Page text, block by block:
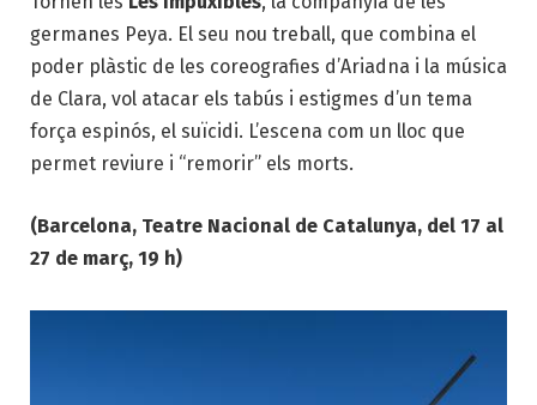
germanes Peya. El seu nou treball, que combina el
poder plàstic de les coreografies d’Ariadna i la música
de Clara, vol atacar els tabús i estigmes d’un tema
força espinós, el suïcidi. L’escena com un lloc que
permet reviure i “remorir” els morts.
(Barcelona, Teatre Nacional de Catalunya, del 17 al
27 de març, 19 h)